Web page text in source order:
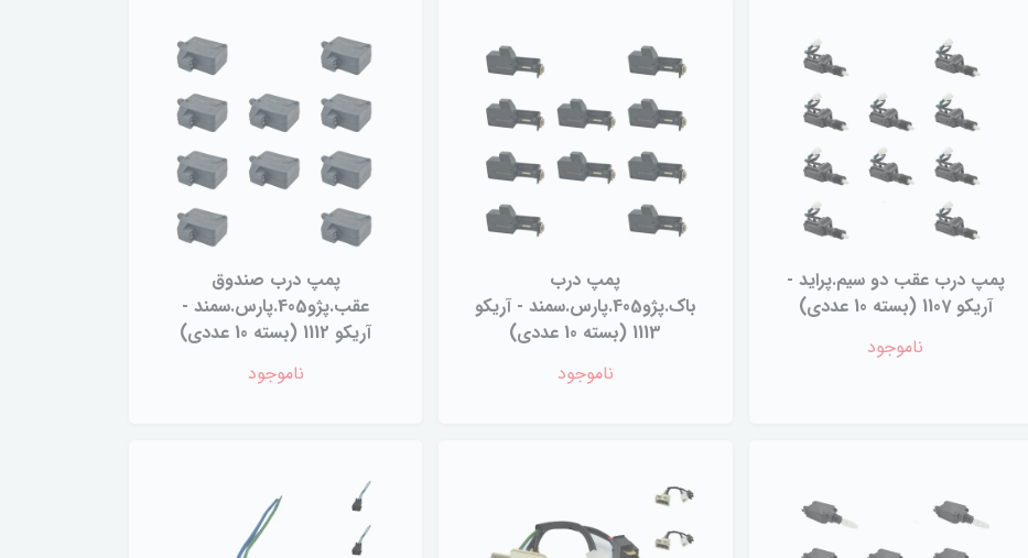
پمپ درب عقب دو سیم.پراید -
آریکو 1107 (بسته 10 عددی)
ناموجود
پمپ درب
باک.پژو405.پارس.سمند - آریکو
1113 (بسته 10 عددی)
ناموجود
پمپ درب صندوق
عقب.پژو405.پارس.سمند -
آریکو 1112 (بسته 10 عددی)
ناموجود